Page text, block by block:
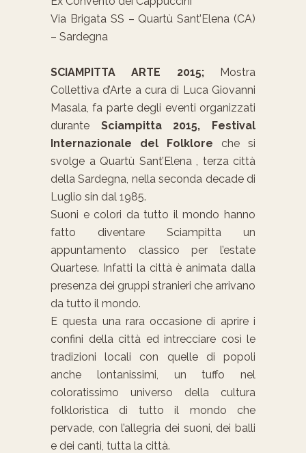
Via Brigata SS – Quartù Sant’Elena (CA)
– Sardegna
SCIAMPITTA ARTE 2015;Mostra
Collettiva d’Arte a cura di Luca Giovanni
Masala, fa parte degli eventi organizzati
durante Sciampitta 2015, Festival
Internazionale del Folklore che si
svolge a Quartù Sant’Elena , terza città
della Sardegna, nella seconda decade di
Luglio sin dal 1985.
Suoni e colori da tutto il mondo hanno
fatto diventare Sciampitta un
appuntamento classico per l’estate
Quartese. Infatti la città è animata dalla
presenza dei gruppi stranieri che arrivano
da tutto il mondo.
E questa una rara occasione di aprire i
confini della città ed intrecciare così le
tradizioni locali con quelle di popoli
anche lontanissimi, un tuffo nel
coloratissimo universo della cultura
folkloristica di tutto il mondo che
pervade, con l’allegria dei suoni, dei balli
e dei canti, tutta la città.